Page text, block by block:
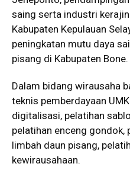
saing serta industri
Kabupaten Kepulauan
peningkatan mutu daya
pisang di Kabupaten Bone.
Dalam bidang wirausaha
teknis pemberdayaan
digitalisasi, pelatihan
pelatihan enceng gondok,
limbah daun pisang,
kewirausahaan.